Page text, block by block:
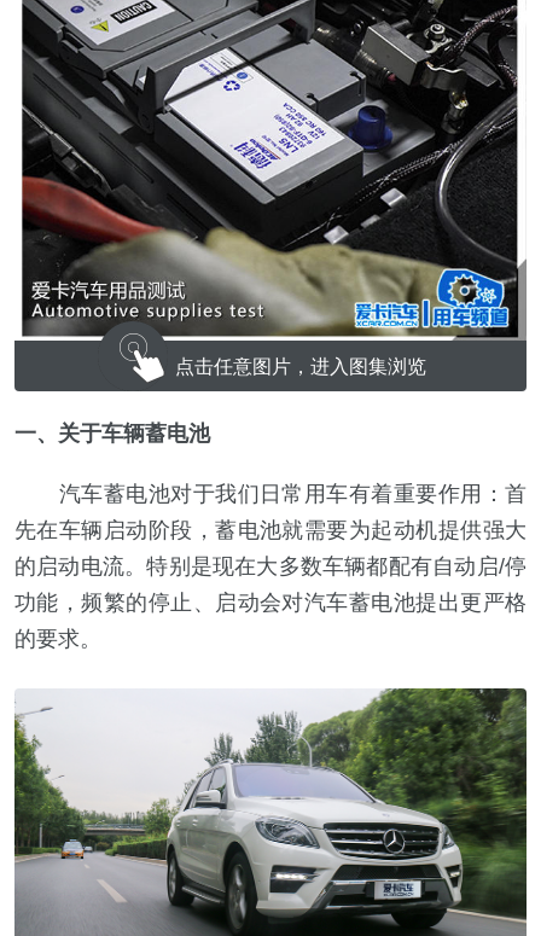
点击任意图片，进入图集浏览
一、关于车辆蓄电池
汽车蓄电池对于我们日常用车有着重要作用：首
先在车辆启动阶段，蓄电池就需要为起动机提供强大
的启动电流。特别是现在大多数车辆都配有自动启/停
功能，频繁的停止、启动会对汽车蓄电池提出更严格
的要求。